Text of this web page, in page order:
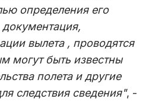
определения его
вылета , проводятся
могут быть известны
полета и другие
следствия сведения", -